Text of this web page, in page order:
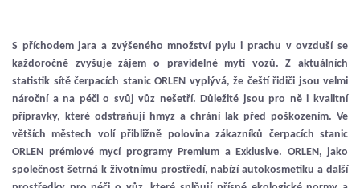
S příchodem jara a zvýšeného množství pylu i prachu v ovzduší se
každoročně zvyšuje zájem o pravidelné mytí vozů. Z aktuálních
statistik sítě čerpacích stanic ORLEN vyplývá, že čeští řidiči jsou velmi
nároční a na péči o svůj vůz nešetří. Důležité jsou pro ně i kvalitní
přípravky, které odstraňují hmyz a chrání lak před poškozením. Ve
větších městech volí přibližně polovina zákazníků čerpacích stanic
ORLEN prémiové mycí programy Premium a Exklusive. ORLEN, jako
společnost šetrná k životnímu prostředí, nabízí autokosmetiku a další